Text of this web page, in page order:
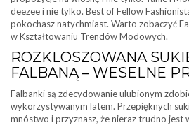
deezee i nie tylko. Best of Fellow
pokochasz natychmiast. Warto zobaczyć
w Kształtowaniu Trendów Modowych.
ROZKLOSZOWANA
FALBANĄ – WESELNE
Falbanki są zdecydowanie ulubionym
wykorzystywanym latem. Przepięknych
mnóstwo i przyznasz, że nieraz trudno jest